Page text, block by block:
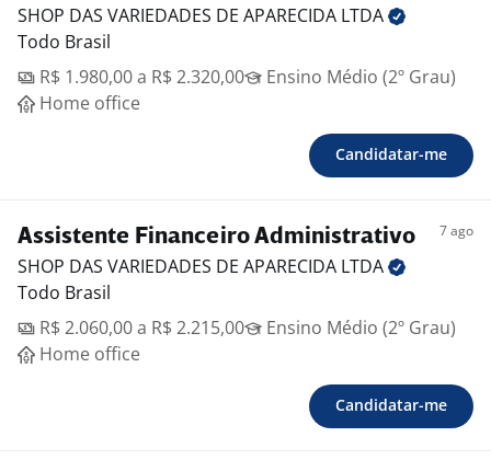
SHOP DAS VARIEDADES DE APARECIDA LTDA
Todo Brasil
R$ 1.980,00 a R$ 2.320,00
Ensino Médio (2º Grau)
Home office
Candidatar-me
Assistente Financeiro Administrativo 7 ago
SHOP DAS VARIEDADES DE APARECIDA LTDA
Todo Brasil
R$ 2.060,00 a R$ 2.215,00
Ensino Médio (2º Grau)
Home office
Candidatar-me